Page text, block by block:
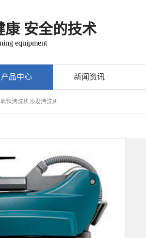
康 安全的技术
equipment
产品中心 新闻资讯
地毯清洗机沙发清洗机